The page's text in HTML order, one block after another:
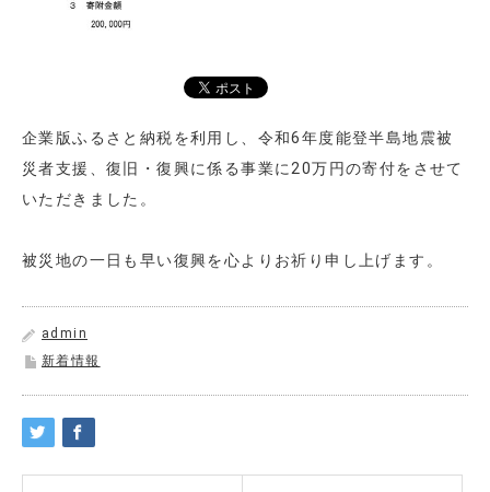
企業版ふるさと納税を利用し、令和6年度能登半島地震被
災者支援、復旧・復興に係る事業に20万円の寄付をさせて
いただきました。
被災地の一日も早い復興を心よりお祈り申し上げます。
admin
新着情報